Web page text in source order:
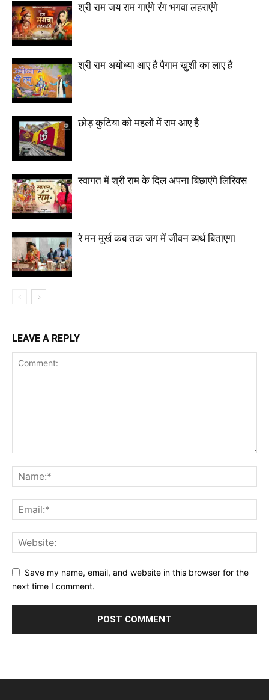
श्री राम जय राम गाएंगे रंग भगवा लहराएंगे
श्री राम अयोध्या आए है पैगाम खुशी का लाए है
छोड़ कुटिया को महलों में राम आए है
स्वागत में श्री राम के दिल अपना बिछाएंगे लिरिक्स
रे मन मूर्ख कब तक जग में जीवन व्यर्थ बिताएगा
LEAVE A REPLY
Save my name, email, and website in this browser for the
next time I comment.